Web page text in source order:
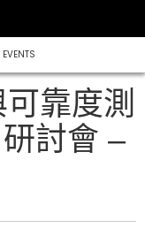
EVENTS
靠度測
討會 –